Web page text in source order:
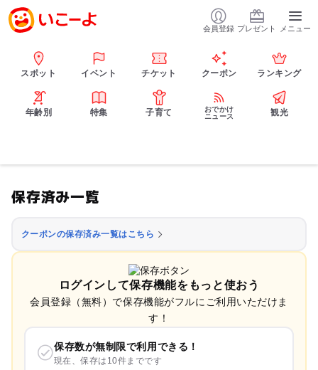
会員登録 プレゼント メニュー
スポット イベント チケット クーポン ランキング
年齢別 特集 子育て
おでかけ
ニュース
観光
保存済み一覧
クーポンの保存済み一覧はこちら
ログインして保存機能をもっと使おう
会員登録（無料）で保存機能がフルにご利用いただけま
す！
保存数が無制限で利用できる！
現在、保存は10件までです